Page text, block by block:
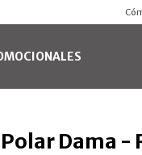
Dama -